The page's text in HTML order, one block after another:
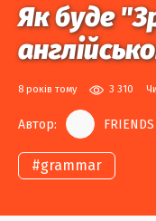
Як буде
8 років тому 3 310
Автор:
#grammar